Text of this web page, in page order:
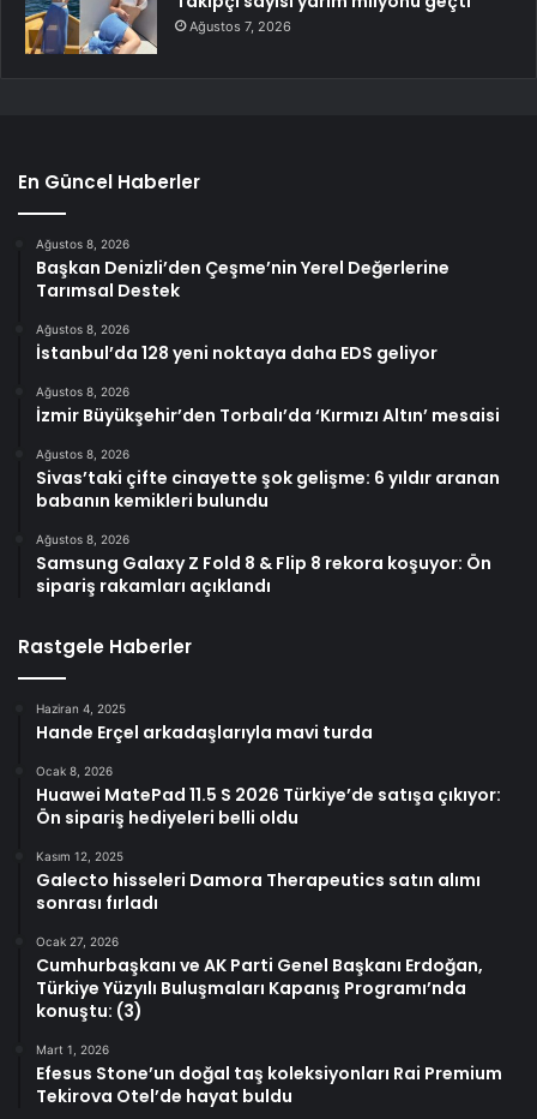
Ağustos 7, 2026
En Güncel Haberler
Ağustos 8, 2026
Başkan Denizli’den Çeşme’nin Yerel Değerlerine
Tarımsal Destek
Ağustos 8, 2026
İstanbul’da 128 yeni noktaya daha EDS geliyor
Ağustos 8, 2026
İzmir Büyükşehir’den Torbalı’da ‘Kırmızı Altın’ mesaisi
Ağustos 8, 2026
Sivas’taki çifte cinayette şok gelişme: 6 yıldır aranan
babanın kemikleri bulundu
Ağustos 8, 2026
Samsung Galaxy Z Fold 8 & Flip 8 rekora koşuyor: Ön
sipariş rakamları açıklandı
Rastgele Haberler
Haziran 4, 2025
Hande Erçel arkadaşlarıyla mavi turda
Ocak 8, 2026
Huawei MatePad 11.5 S 2026 Türkiye’de satışa çıkıyor:
Ön sipariş hediyeleri belli oldu
Kasım 12, 2025
Galecto hisseleri Damora Therapeutics satın alımı
sonrası fırladı
Ocak 27, 2026
Cumhurbaşkanı ve AK Parti Genel Başkanı Erdoğan,
Türkiye Yüzyılı Buluşmaları Kapanış Programı’nda
konuştu: (3)
Mart 1, 2026
Efesus Stone’un doğal taş koleksiyonları Rai Premium
Tekirova Otel’de hayat buldu